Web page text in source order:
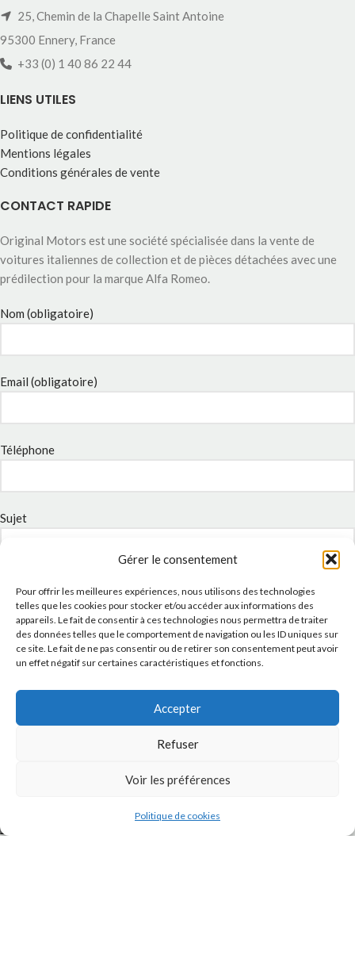
Gérer le consentement
Pour offrir les meilleures expériences, nous utilisons des technologies
telles que les cookies pour stocker et/ou accéder aux informations des
appareils. Le fait de consentir à ces technologies nous permettra de traiter
des données telles que le comportement de navigation ou les ID uniques sur
ce site. Le fait de ne pas consentir ou de retirer son consentement peut avoir
un effet négatif sur certaines caractéristiques et fonctions.
Accepter
Refuser
Voir les préférences
Politique de cookies
25, Chemin de la Chapelle Saint Antoine
95300 Ennery, France
+33 (0) 1 40 86 22 44
LIENS UTILES
Politique de confidentialité
Mentions légales
Conditions générales de vente
CONTACT RAPIDE
Original Motors est une société spécialisée dans la vente de
voitures italiennes de collection et de pièces détachées avec une
prédilection pour la marque Alfa Romeo.
Nom (obligatoire)
Email (obligatoire)
Téléphone
Sujet
Message